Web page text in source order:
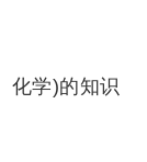
化学)的知识